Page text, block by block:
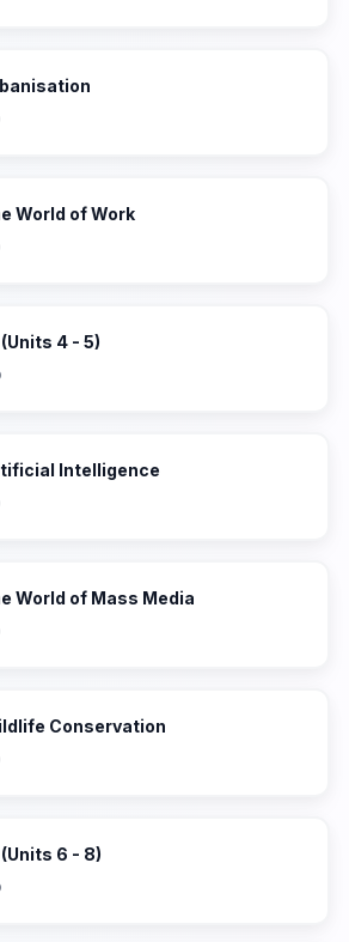
World of Work
4 - 5)
Intelligence
World of Mass Media
Conservation
6 - 8)